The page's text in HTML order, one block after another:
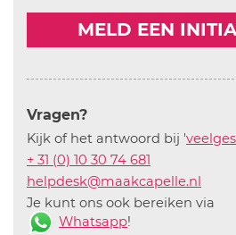
MELD EEN
Vragen?
Kijk of het antwoord bij '
+ 31 (0) 10 30 74 681
helpdesk@maakcapelle.nl
Je kunt ons ook bereiken via
Whatsapp!